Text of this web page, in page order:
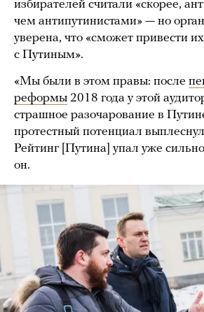
избирателей считали «скорее,
чем антипутинистами» — но
уверена, что «сможет привести
с Путиным».
«Мы были в этом правы: после
реформы 2018 года у этой
страшное разочарование в
протестный потенциал
Рейтинг [Путина] упал уже
он.